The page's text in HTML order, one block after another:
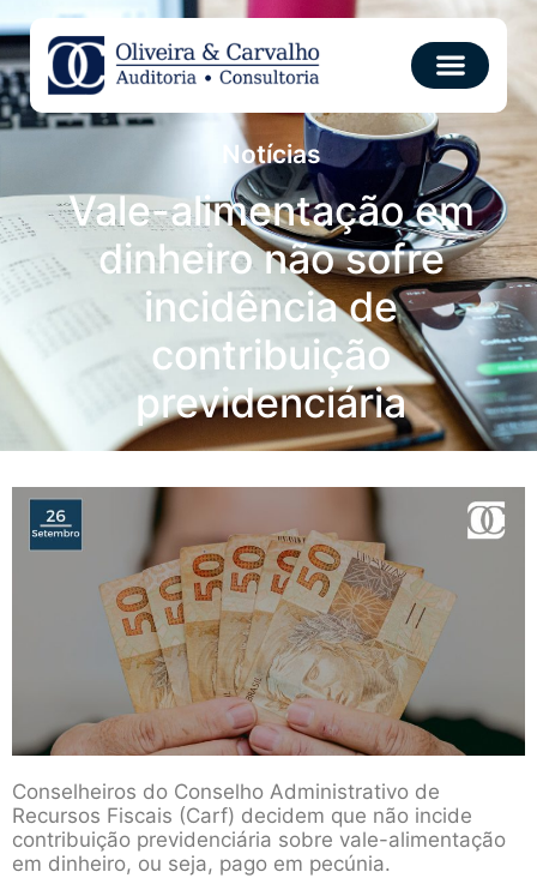
Notícias
Vale-alimentação em
dinheiro não sofre
incidência de
contribuição
previdenciária
Conselheiros do Conselho Administrativo de
Recursos Fiscais (Carf) decidem que não incide
contribuição previdenciária sobre vale-alimentação
em dinheiro, ou seja, pago em pecúnia.